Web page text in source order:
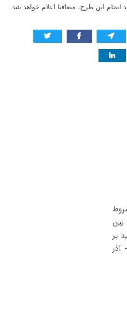
این طرح، متعاقبا اعلام خواهد شد
بین
بر
آذر